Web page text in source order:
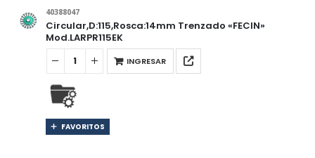
40388047
Circular,D:115,Rosca:14mm Trenzado «FECIN»
Mod.LARPR115EK
INGRESAR
FAVORITOS